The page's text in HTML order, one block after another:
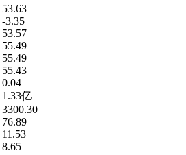
53.63
-3.35
53.57
55.49
55.49
55.43
0.04
1.33亿
3300.30
76.89
11.53
8.65